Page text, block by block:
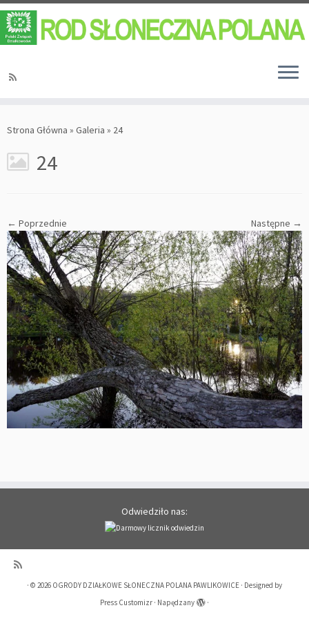
Strona Główna » Galeria » 24
24
← Poprzednie Następne →
Odwiedziło nas:
· © 2026 OGRODY DZIAŁKOWE SŁONECZNA POLANA PAWLIKOWICE · Designed by
Press Customizr · Napędzany ·